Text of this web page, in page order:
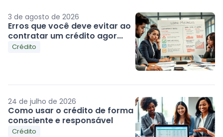
3 de agosto de 2026
Erros que você deve evitar ao
contratar um crédito agor...
Crédito
24 de julho de 2026
Como usar o crédito de forma
consciente e responsável
Crédito